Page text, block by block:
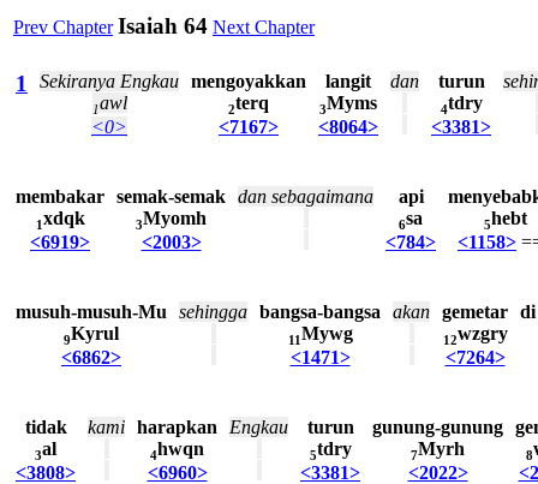
Prev Chapter Isaiah 64 Next Chapter
1 Sekiranya Engkau
1awl
<0>
mengoyakkan
2terq
<7167>
langit
3Myms
<8064>
dan turun
4tdry
<3381>
membakar
1xdqk
<6919>
semak-semak
3Myomh
<2003>
dan sebagaimana api
6sa
<784>
5hebt
<1158>
musuh-musuh-Mu
9Kyrul
<6862>
sehingga bangsa-bangsa
11Mywg
<1471>
akan gemetar
12wzgry
<7264>
di
tidak
3al
<3808>
kami harapkan
4hwqn
<6960>
Engkau turun
5tdry
<3381>
gunung-gunung
7Myrh
<2022>
8